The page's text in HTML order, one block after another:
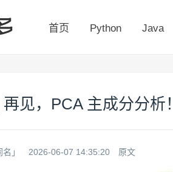
首页 Python Java
见，PCA 主成分分析！
」 2026-06-07 14:35:20 原文